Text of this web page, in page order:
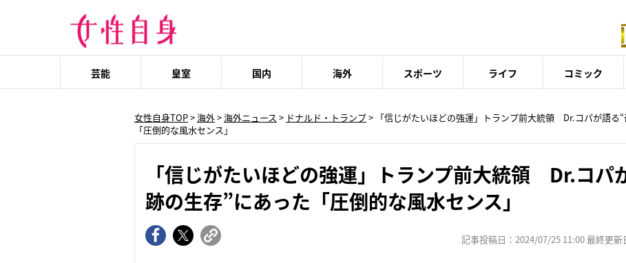
芸能 皇室 国内 海外 スポーツ ライフ コミック
女性自身TOP>海外>海外ニュース > ドナルド・トランプ> 「信じがたいほどの強運」トランプ前大統領 Dr.コパが語る“
「圧倒的な風水センス」
「信じがたいほどの強運」トランプ前大統領 Dr.コパ
跡の生存”にあった「圧倒的な風水センス」
記事投稿日：2024/07/25 11:00 最終更